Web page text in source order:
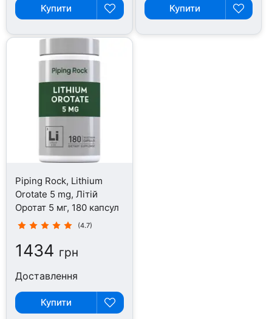
Купити Купити
Piping Rock, Lithium
Orotate 5 mg, Літій
Оротат 5 мг, 180 капсул
(4.7)
1434 грн
Доставлення
Купити